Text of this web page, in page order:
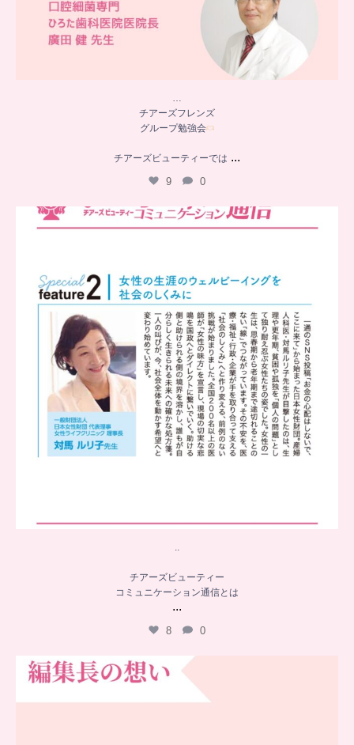
…
チアーズフレンズ
グループ勉強会
チアーズビューティーでは ...
9 0
..
8
..
チアーズビューティー
コミュニケーション通信とは
...
8 0
チアーズビューティー誕生秘話